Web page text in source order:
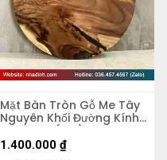
Mặt Bàn Tròn Gỗ Me Tây
Nguyên Khối Đường Kính
70 Dày 4 (cm)
1.400.000 ₫